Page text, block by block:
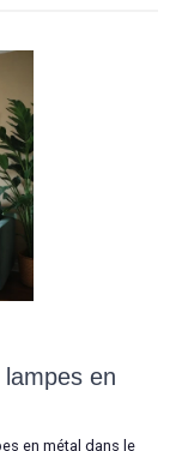
en
en métal dans le